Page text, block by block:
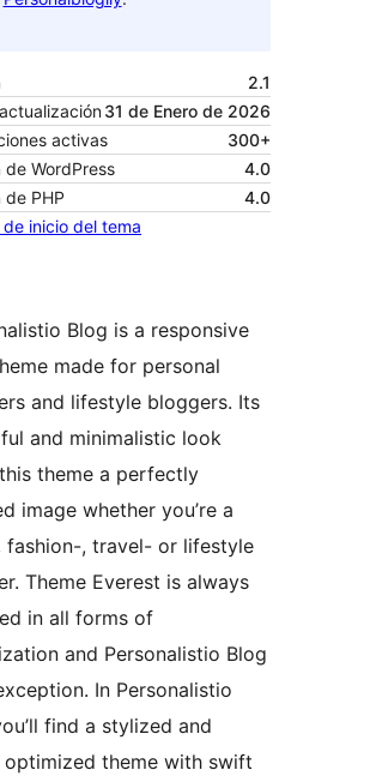
2.1
31 de Enero de 2026
activas
300+
de WordPress
4.0
de PHP
4.0
de inicio del tema
Blog is a responsive
made for personal
and lifestyle bloggers. Its
and minimalistic look
theme a perfectly
image whether you’re a
fashion-, travel- or lifestyle
Theme Everest is always
in all forms of
and Personalistio Blog
In Personalistio
find a stylized and
optimized theme with swift